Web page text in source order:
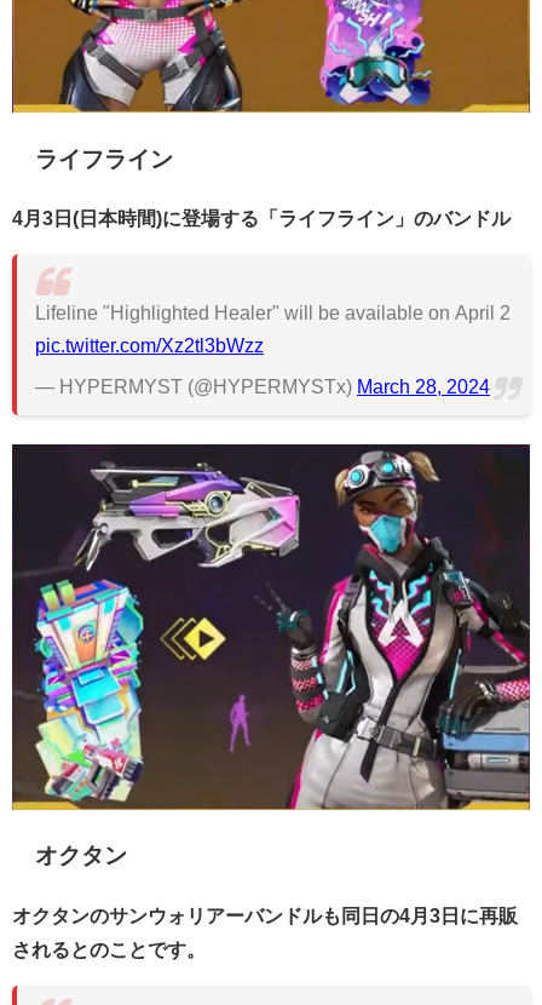
ライフライン
4月3日(日本時間)に登場する「ライフライン」のバンドル
Lifeline "Highlighted Healer" will be available on April 2
pic.twitter.com/Xz2tl3bWzz
— HYPERMYST (@HYPERMYSTx) March 28, 2024
オクタン
オクタンのサンウォリアーバンドルも同日の4月3日に再販
されるとのことです。